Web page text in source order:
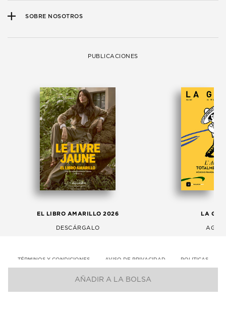
AÑADIR A LA BOLSA
SOBRE NOSOTROS
PUBLICACIONES
EL LIBRO AMARILLO 2026
DESCÁRGALO
LA
TÉRMINOS Y CONDICIONES AVISO DE PRIVACIDAD POLITICAS